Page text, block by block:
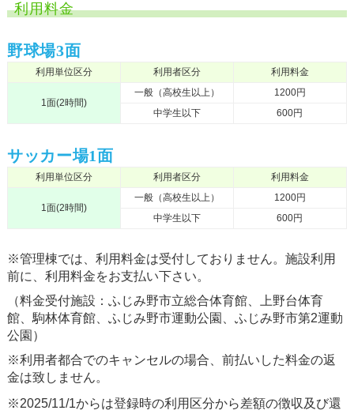
利⽤料⾦
野球場3面
利用単位区分 利用者区分 利用料金
1面(2時間)
一般（高校生以上）
1200円
中学生以下
600円
サッカー場1面
利用単位区分 利用者区分 利用料金
1面(2時間)
一般（高校生以上）
1200円
中学生以下
600円
※管理棟では、利用料金は受付しておりません。施設利用
前に、利用料金をお支払い下さい。
（料金受付施設：ふじみ野市立総合体育館、上野台体育
館、駒林体育館、ふじみ野市運動公園、ふじみ野市第2運動
公園）
※利用者都合でのキャンセルの場合、前払いした料金の返
金は致しません。
※2025/11/1からは登録時の利用区分から差額の徴収及び還